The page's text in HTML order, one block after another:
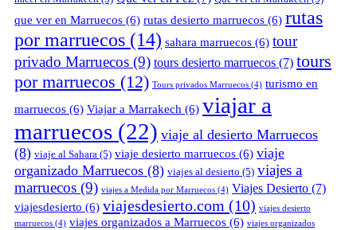
que ver en Marruecos (6) rutas desierto marruecos (6) rutas
por marruecos (14) sahara marruecos (6) tour
privado Marruecos (9) tours desierto marruecos (7) tours
por marruecos (12) Tours privados Marruecos (4) turismo en
marruecos (6) Viajar a Marrakech (6) viajar a
marruecos (22) viaje al desierto Marruecos
(8) viaje al Sahara (5) viaje desierto marruecos (6) viaje
organizado Marruecos (8) viajes al desierto (5) viajes a
marruecos (9) viajes a Medida por Marruecos (4) Viajes Desierto (7)
viajesdesierto (6) viajesdesierto.com (10) viajes desierto
marruecos (4) viajes organizados a Marruecos (6) viajes organizados